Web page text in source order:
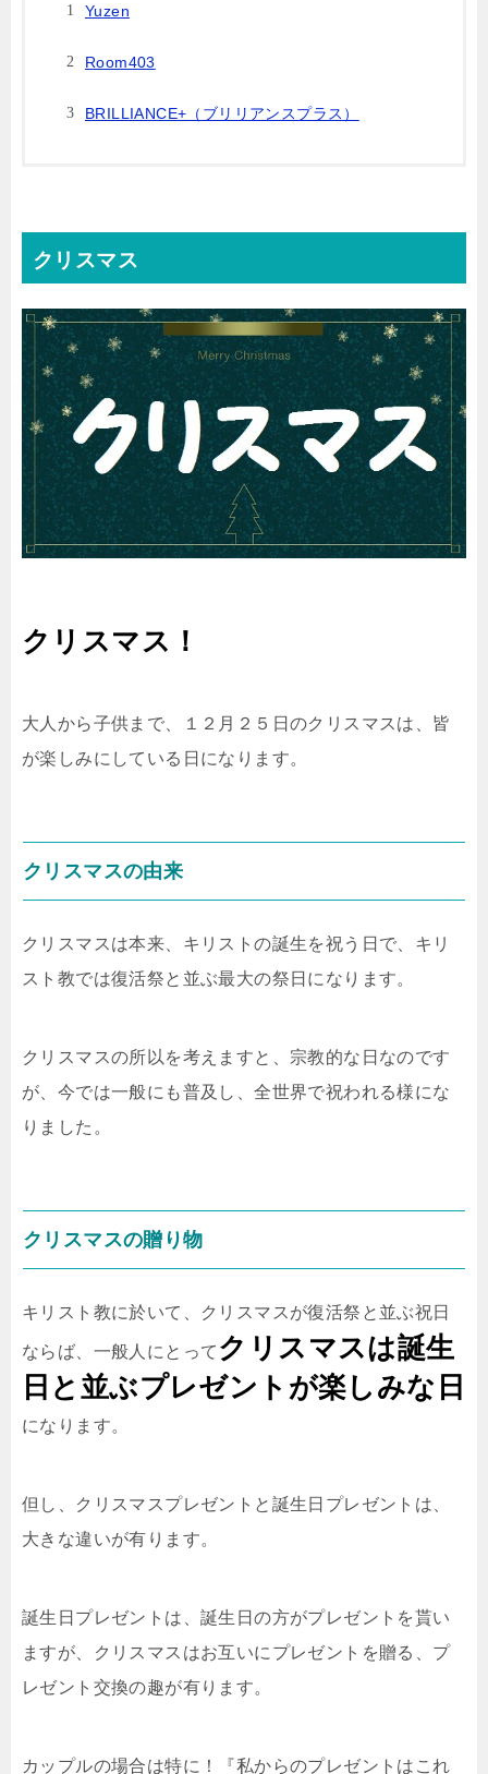
Yuzen
Room403
BRILLIANCE+（ブリリアンスプラス）
クリスマス
クリスマス！
大人から子供まで、１２月２５日のクリスマスは、皆
が楽しみにしている日になります。
クリスマスの由来
クリスマスは本来、キリストの誕生を祝う日で、キリ
スト教では復活祭と並ぶ最大の祭日になります。
クリスマスの所以を考えますと、宗教的な日なのです
が、今では一般にも普及し、全世界で祝われる様にな
りました。
クリスマスの贈り物
キリスト教に於いて、クリスマスが復活祭と並ぶ祝日
ならば、一般人にとって クリスマスは誕生
日と並ぶプレゼントが楽しみな日
になります。
但し、クリスマスプレゼントと誕生日プレゼントは、
大きな違いが有ります。
誕生日プレゼントは、誕生日の方がプレゼントを貰い
ますが、クリスマスはお互いにプレゼントを贈る、プ
レゼント交換の趣が有ります。
カップルの場合は特に！『私からのプレゼントはこれ